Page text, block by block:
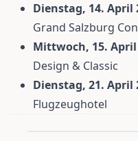
Dienstag, 14. April
Grand Salzburg
Mittwoch, 15. April
Design & Classic
Dienstag, 21. April
Flugzeughotel